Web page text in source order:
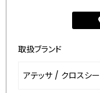
取扱ブランド
アテッサ / クロスシー